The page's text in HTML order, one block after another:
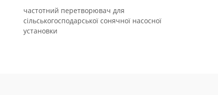
частотний перетворювач для
сільськогосподарської сонячної насосної
установки